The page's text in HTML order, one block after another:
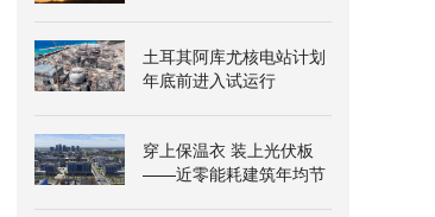
土耳其阿库尤核电站计划
年底前进入试运行
穿上保温衣 装上光伏板
——近零能耗建筑年均节